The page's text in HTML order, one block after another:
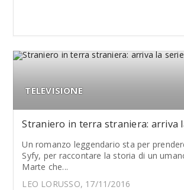
TELEVISIONE
Straniero in terra straniera: arriva
Un romanzo leggendario sta per
Syfy, per raccontare la storia di un
Marte che...
LEO LORUSSO, 17/11/2016